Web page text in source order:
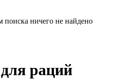
поиска ничего не найдено
раций